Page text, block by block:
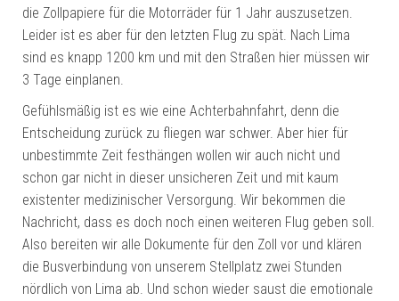
die Zollpapiere für die Motorräder für 1 Jahr auszusetzen.
Leider ist es aber für den letzten Flug zu spät. Nach Lima
sind es knapp 1200 km und mit den Straßen hier müssen wir
3 Tage einplanen.
Gefühlsmäßig ist es wie eine Achterbahnfahrt, denn die
Entscheidung zurück zu fliegen war schwer. Aber hier für
unbestimmte Zeit festhängen wollen wir auch nicht und
schon gar nicht in dieser unsicheren Zeit und mit kaum
existenter medizinischer Versorgung. Wir bekommen die
Nachricht, dass es doch noch einen weiteren Flug geben soll.
Also bereiten wir alle Dokumente für den Zoll vor und klären
die Busverbindung von unserem Stellplatz zwei Stunden
nördlich von Lima ab. Und schon wieder saust die emotionale